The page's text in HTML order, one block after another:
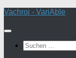
Zum
springen
Vachroi - VariAble
Suchen
nach: